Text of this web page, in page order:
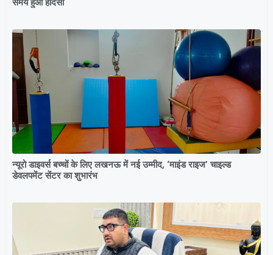
समय हुआ हादसा
न्यूरो डाइवर्स बच्चों के लिए लखनऊ में नई उम्मीद, ‘माइंड राइज’ चाइल्ड
डेवलपमेंट सेंटर का शुभारंभ